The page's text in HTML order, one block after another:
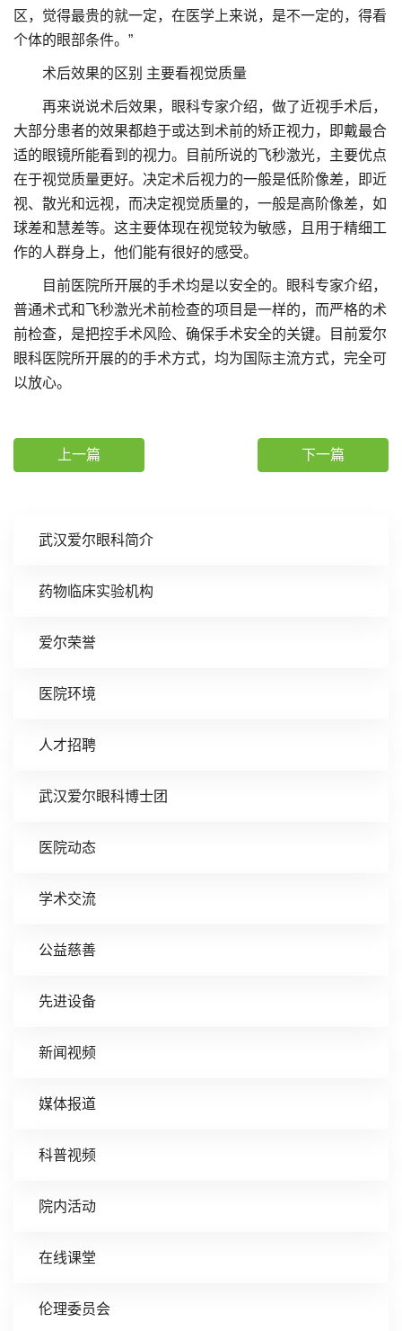
武汉爱尔眼科简介
药物临床实验机构
爱尔荣誉
医院环境
人才招聘
武汉爱尔眼科博士团
医院动态
学术交流
公益慈善
先进设备
新闻视频
媒体报道
科普视频
院内活动
在线课堂
伦理委员会
区，觉得最贵的就一定，在医学上来说，是不一定的，得看
个体的眼部条件。”
术后效果的区别 主要看视觉质量
再来说说术后效果，眼科专家介绍，做了近视手术后，
大部分患者的效果都趋于或达到术前的矫正视力，即戴最合
适的眼镜所能看到的视力。目前所说的飞秒激光，主要优点
在于视觉质量更好。决定术后视力的一般是低阶像差，即近
视、散光和远视，而决定视觉质量的，一般是高阶像差，如
球差和慧差等。这主要体现在视觉较为敏感，且用于精细工
作的人群身上，他们能有很好的感受。
目前医院所开展的手术均是以安全的。眼科专家介绍，
普通术式和飞秒激光术前检查的项目是一样的，而严格的术
前检查，是把控手术风险、确保手术安全的关键。目前爱尔
眼科医院所开展的的手术方式，均为国际主流方式，完全可
以放心。
上一篇 下一篇